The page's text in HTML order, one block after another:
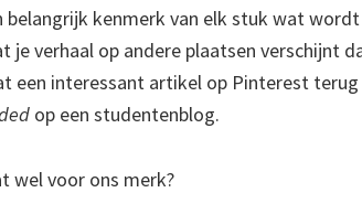
belangrijk kenmerk van elk stuk wat
je verhaal op andere plaatsen verschijnt
een interessant artikel op Pinterest
op een studentenblog.
wel voor ons merk?